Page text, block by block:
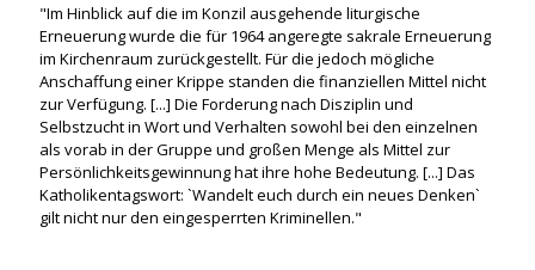
"Im Hinblick auf die im Konzil ausgehende liturgische
Erneuerung wurde die für 1964 angeregte sakrale Erneuerung
im Kirchenraum zurückgestellt. Für die jedoch mögliche
Anschaffung einer Krippe standen die finanziellen Mittel nicht
zur Verfügung. [...] Die Forderung nach Disziplin und
Selbstzucht in Wort und Verhalten sowohl bei den einzelnen
als vorab in der Gruppe und großen Menge als Mittel zur
Persönlichkeitsgewinnung hat ihre hohe Bedeutung. [...] Das
Katholikentagswort: `Wandelt euch durch ein neues Denken`
gilt nicht nur den eingesperrten Kriminellen."